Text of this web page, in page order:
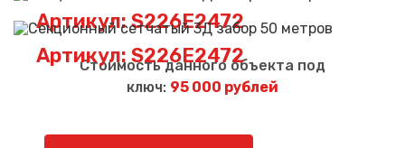
Артикул: S226E2472
Артикул: S226E2472
Стоимость данного объекта под
ключ: 95 000 рублей